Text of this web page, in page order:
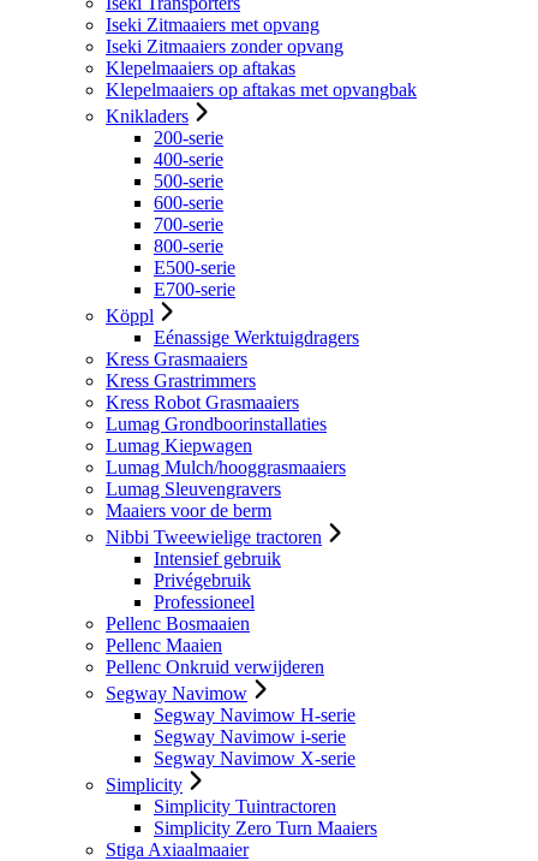
Iseki Zitmaaiers met opvang
Iseki Zitmaaiers zonder opvang
Klepelmaaiers op aftakas
Klepelmaaiers op aftakas met opvangbak
Knikladers
200-serie
400-serie
500-serie
600-serie
700-serie
800-serie
E500-serie
E700-serie
Köppl
Eénassige Werktuigdragers
Kress Grasmaaiers
Kress Grastrimmers
Kress Robot Grasmaaiers
Lumag Grondboorinstallaties
Lumag Kiepwagen
Lumag Mulch/hooggrasmaaiers
Lumag Sleuvengravers
Maaiers voor de berm
Nibbi Tweewielige tractoren
Intensief gebruik
Privégebruik
Professioneel
Pellenc Bosmaaien
Pellenc Maaien
Pellenc Onkruid verwijderen
Segway Navimow
Segway Navimow H-serie
Segway Navimow i-serie
Segway Navimow X-serie
Simplicity
Simplicity Tuintractoren
Simplicity Zero Turn Maaiers
Stiga Axiaalmaaier